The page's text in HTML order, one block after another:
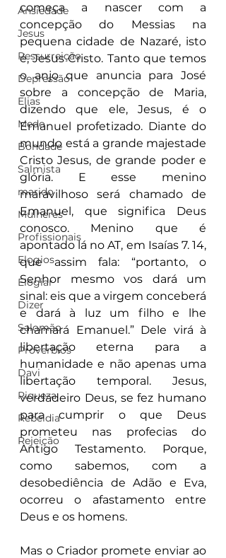
Ansiedade
Jesus
Ressurreição
Depressão
Elias
Medo
Bondade
Salmista
marido
Mulheres
Profissionais
Elogios
Elogiar
Dizer
Salomão
Proverbios
Davi
Riqueza
Rebeldia
Rejeição
começa a nascer com a
concepção do Messias na
pequena cidade de Nazaré, isto
é, Jesus Cristo. Tanto que temos
o anjo que anuncia para José
sobre a concepção de Maria,
dizendo que ele, Jesus, é o
Emanuel profetizado. Diante do
mundo está a grande majestade
Cristo Jesus, de grande poder e
glória. E esse menino
maravilhoso será chamado de
Emanuel, que significa Deus
conosco. Menino que é
apontado lá no AT, em Isaías 7. 14,
que assim fala: “portanto, o
Senhor mesmo vos dará um
sinal: eis que a virgem conceberá
e dará à luz um filho e lhe
chamará Emanuel.” Dele virá à
libertação eterna para a
humanidade e não apenas uma
libertação temporal. Jesus,
verdadeiro Deus, se fez humano
para cumprir o que Deus
prometeu nas profecias do
Antigo Testamento. Porque,
como sabemos, com a
desobediência de Adão e Eva,
ocorreu o afastamento entre
Deus e os homens.
Mas o Criador promete enviar ao